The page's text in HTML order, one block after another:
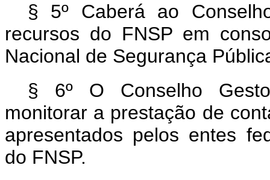
§ 5º Caberá ao
recursos do FNSP em
Nacional de Segurança
§ 6º O Conselho
monitorar a prestação de
apresentados pelos entes
do FNSP.